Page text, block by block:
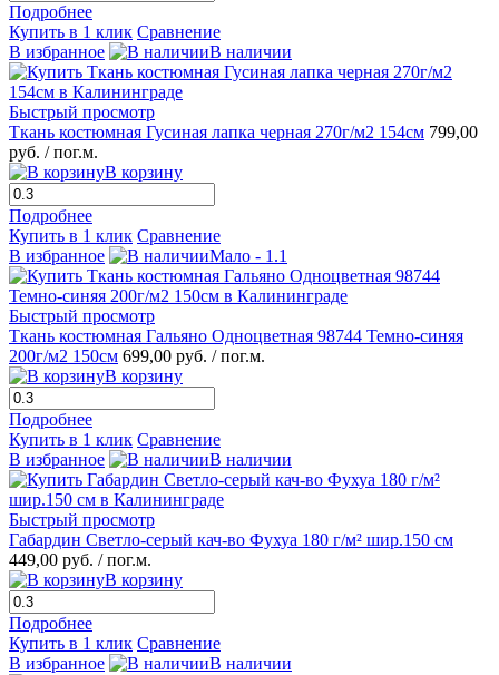
Подробнее
Купить в 1 клик Сравнение
В избранное
В наличии
Быстрый просмотр
Ткань костюмная Гусиная лапка черная 270г/м2 154см 799,00
руб. / пог.м.
В корзину
Подробнее
Купить в 1 клик Сравнение
В избранное
Мало - 1.1
Быстрый просмотр
Ткань костюмная Гальяно Одноцветная 98744 Темно-синяя
200г/м2 150см 699,00 руб. / пог.м.
В корзину
Подробнее
Купить в 1 клик Сравнение
В избранное
В наличии
Быстрый просмотр
Габардин Светло-серый кач-во Фухуа 180 г/м² шир.150 см
449,00 руб. / пог.м.
В корзину
Подробнее
Купить в 1 клик Сравнение
В избранное
В наличии